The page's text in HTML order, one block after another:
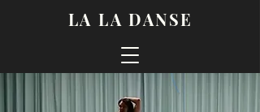
LA LA DANSE